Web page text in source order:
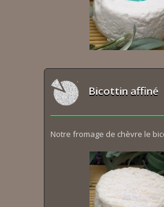
Bicottin affiné
Notre fromage de chèvre le